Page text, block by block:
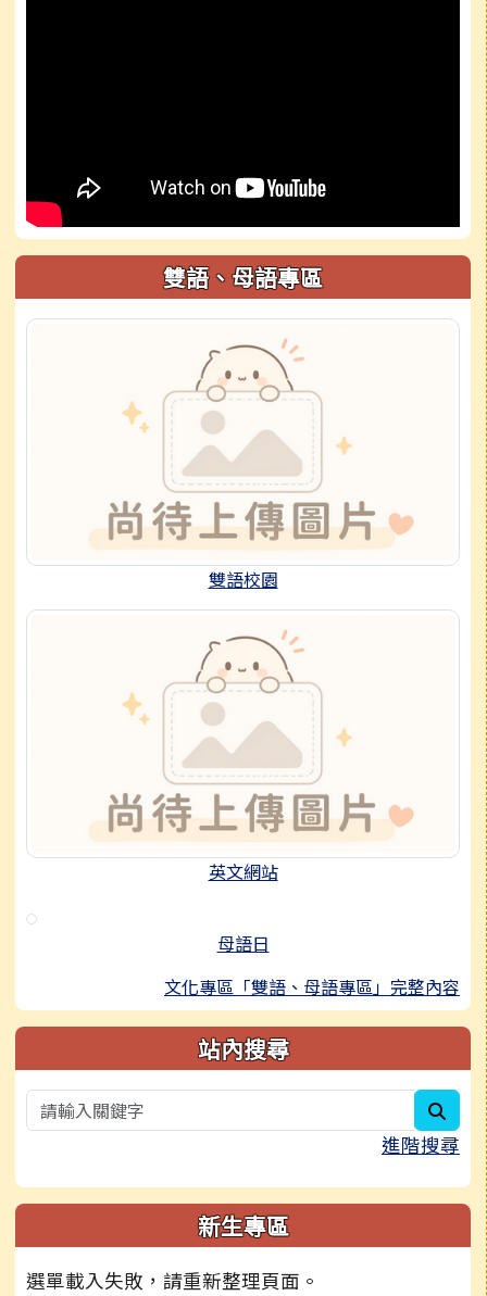
雙語、母語專區
雙語校園
英文網站
母語日
文化專區「雙語、母語專區」完整內容
站內搜尋
進階搜尋
新生專區
選單載入失敗，請重新整理頁面。